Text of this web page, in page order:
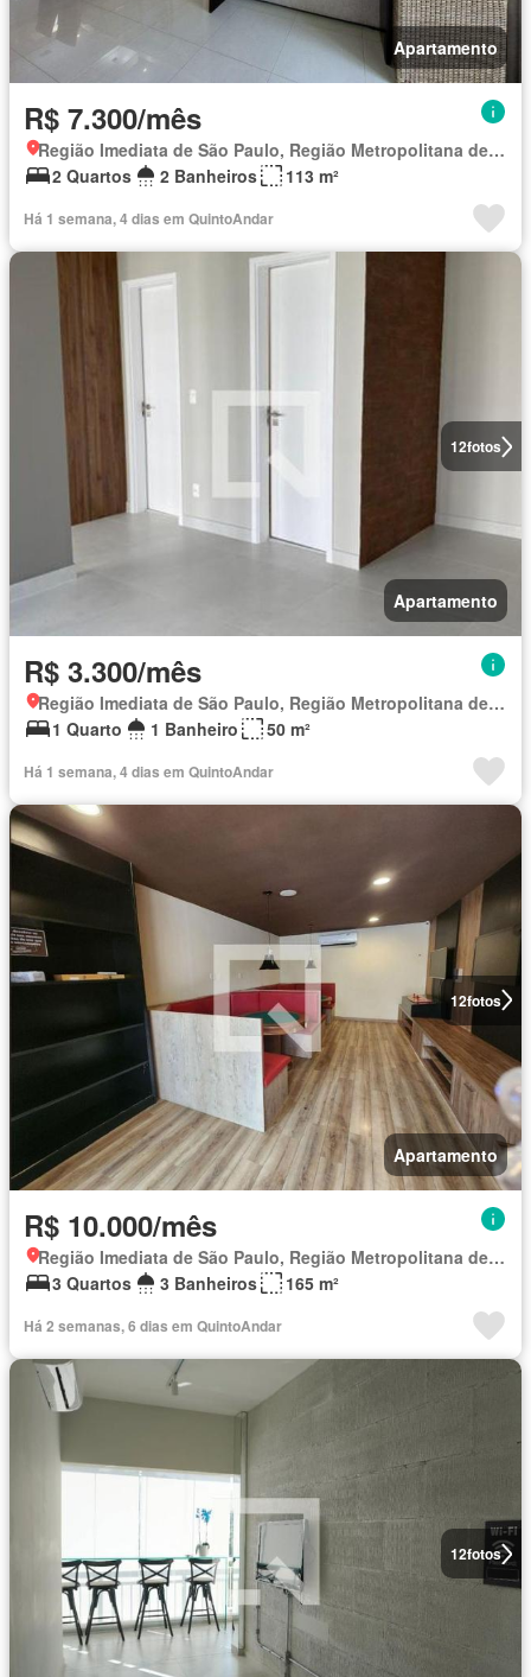
Apartamento
R$ 7.300/mês
Região Imediata de São Paulo, Região Metropolitana de São Paulo
2 Quartos
2 Banheiros 113 m²
Há 1 semana, 4 dias em QuintoAndar
12fotos
Apartamento
R$ 3.300/mês
Região Imediata de São Paulo, Região Metropolitana de São Paulo
1 Quarto
1 Banheiro 50 m²
Há 1 semana, 4 dias em QuintoAndar
12fotos
Apartamento
R$ 10.000/mês
Região Imediata de São Paulo, Região Metropolitana de São Paulo
3 Quartos
3 Banheiros 165 m²
Há 2 semanas, 6 dias em QuintoAndar
12fotos